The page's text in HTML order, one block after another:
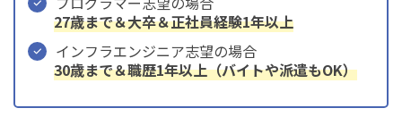
27歳まで＆大卒＆正社員経験1年以上
インフラエンジニア志望の場合
30歳まで＆職歴1年以上（バイトや派遣もOK）